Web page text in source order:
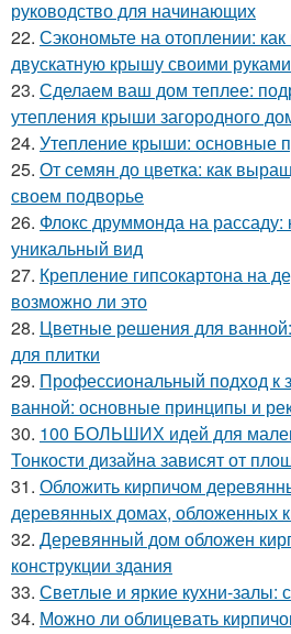
руководство для начинающих
22. Сэкономьте на отоплении:
двускатную крышу своими руками
23. Сделаем ваш дом теплее:
утепления крыши загородного
24. Утепление крыши: основные
25. От семян до цветка: как
своем подворье
26. Флокс друммонда на рассаду:
уникальный вид
27. Крепление гипсокартона на
возможно ли это
28. Цветные решения для ванной:
для плитки
29. Профессиональный подход к
ванной: основные принципы и
30. 100 БОЛЬШИХ идей для
Тонкости дизайна зависят от
31. Обложить кирпичом
деревянных домах, обложенных
32. Деревянный дом обложен
конструкции здания
33. Светлые и яркие кухни-залы:
34. Можно ли облицевать